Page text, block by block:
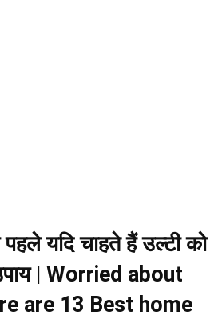
यदि चाहते हैं उल्टी को
| Worried about
are 13 Best home